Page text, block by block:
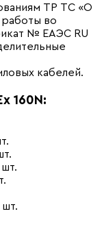
ТР ТС «О
работы во
№ ЕАЭС RU
кабелей.
160N: